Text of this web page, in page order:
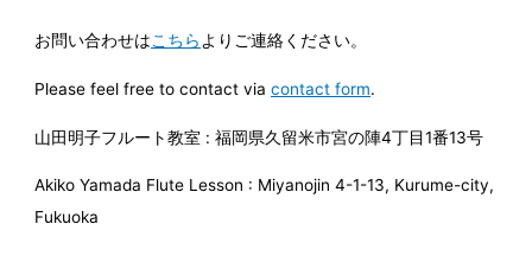
お問い合わせはこちらよりご連絡ください。
Please feel free to contact viacontact form.
山田明子フルート教室 : 福岡県久留米市宮の陣4丁目1番13号
Akiko Yamada Flute Lesson : Miyanojin 4-1-13, Kurume-city,
Fukuoka